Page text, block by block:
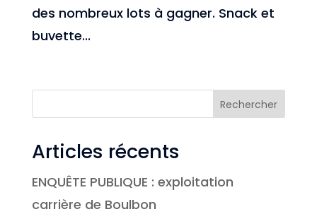
des nombreux lots à gagner. Snack et
buvette...
Rechercher
Articles récents
ENQUÊTE PUBLIQUE : exploitation
carrière de Boulbon